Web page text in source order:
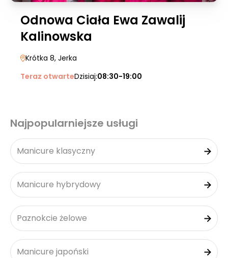
Odnowa Ciała Ewa Zawalij
Kalinowska
Krótka 8, Jerka
Teraz otwarteDzisiaj:08:30-19:00
Najpopularniejsze usługi
Manicure klasyczny
Manicure hybrydowy
Paznokcie żelowe
Manicure japoński